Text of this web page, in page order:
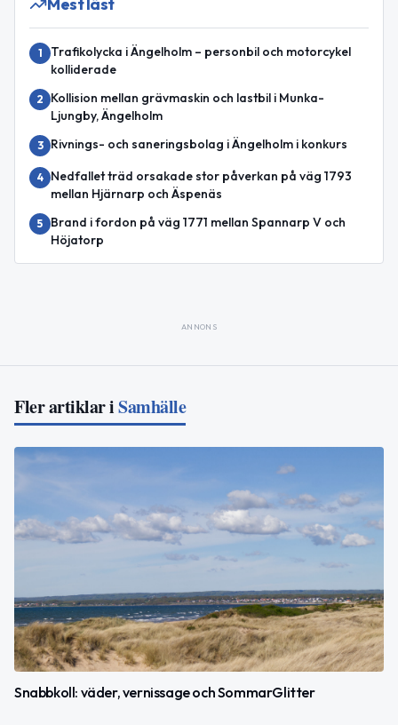
1
Trafikolycka i Ängelholm – personbil och motorcykel
kolliderade
2
Kollision mellan grävmaskin och lastbil i Munka-
Ljungby, Ängelholm
3 Rivnings- och saneringsbolag i Ängelholm i konkurs
4
Nedfallet träd orsakade stor påverkan på väg 1793
mellan Hjärnarp och Äspenäs
5
Brand i fordon på väg 1771 mellan Spannarp V och
Höjatorp
ANNONS
Fler artiklar iSamhälle
Snabbkoll: väder, vernissage och SommarGlitter